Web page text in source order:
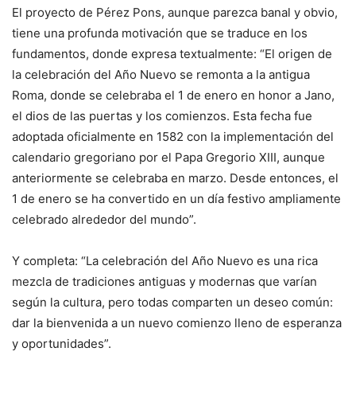
El proyecto de Pérez Pons, aunque parezca banal y obvio,
tiene una profunda motivación que se traduce en los
fundamentos, donde expresa textualmente: “El origen de
la celebración del Año Nuevo se remonta a la antigua
Roma, donde se celebraba el 1 de enero en honor a Jano,
el dios de las puertas y los comienzos. Esta fecha fue
adoptada oficialmente en 1582 con la implementación del
calendario gregoriano por el Papa Gregorio XIII, aunque
anteriormente se celebraba en marzo. Desde entonces, el
1 de enero se ha convertido en un día festivo ampliamente
celebrado alrededor del mundo”.
Y completa: “La celebración del Año Nuevo es una rica
mezcla de tradiciones antiguas y modernas que varían
según la cultura, pero todas comparten un deseo común:
dar la bienvenida a un nuevo comienzo lleno de esperanza
y oportunidades”.